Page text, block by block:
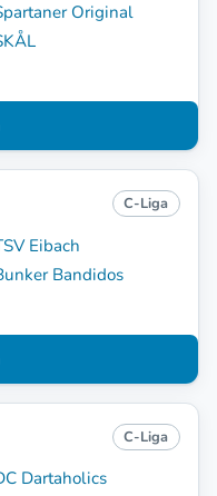
Original
C-Liga
Eibach
Bandidos
C-Liga
Dartaholics